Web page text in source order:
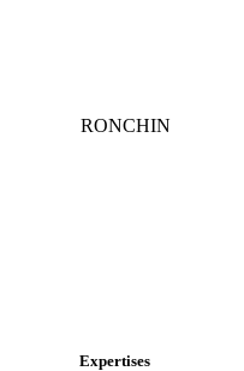
RONCHIN
Expertises